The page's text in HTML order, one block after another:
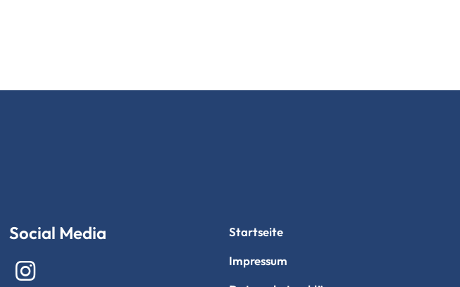
Social Media
Startseite
Impressum